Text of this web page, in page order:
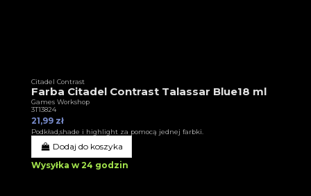
Citadel Contrast
Farba Citadel Contrast Talassar Blue18 ml
Games Workshop
3T13824
21,99 zł
Podkład,shade i highlight za pomocą jednej farbki.
Dodaj do koszyka
Wysyłka w 24 godzin